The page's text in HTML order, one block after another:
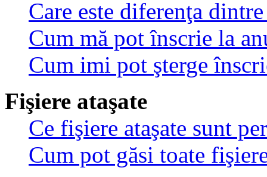
Care este diferenţa
Cum mă pot înscrie la
Cum imi pot şterge
Fişiere ataşate
Ce fişiere ataşate sunt
Cum pot găsi toate